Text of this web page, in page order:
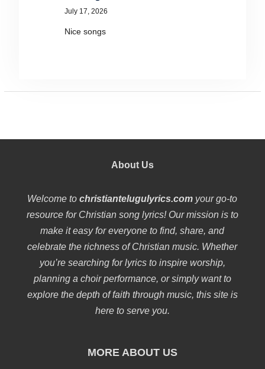
July 17, 2026
Nice songs
About Us
Welcome tochristiantelugulyrics.com your go-to
resource for Christian song lyrics! Our mission is to
make it easy for everyone to find, share, and
celebrate the richness of Christian music. Whether
you’re searching for lyrics to inspire worship,
planning a choir performance, or simply want to
explore the depth of faith through music, this site is
here to serve you.
MORE ABOUT US